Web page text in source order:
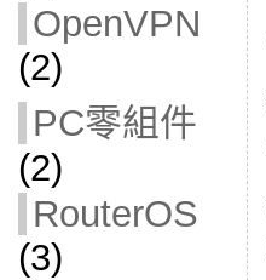
OpenVPN
(2)
PC零組件
(2)
RouterOS
(3)